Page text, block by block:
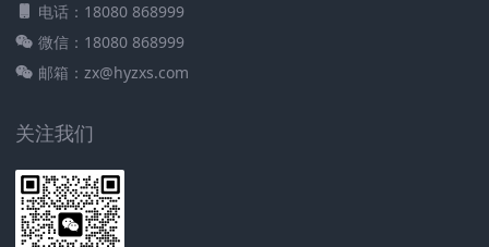
电话：18080 868999
微信：18080 868999
邮箱：zx@hyzxs.com
关注我们